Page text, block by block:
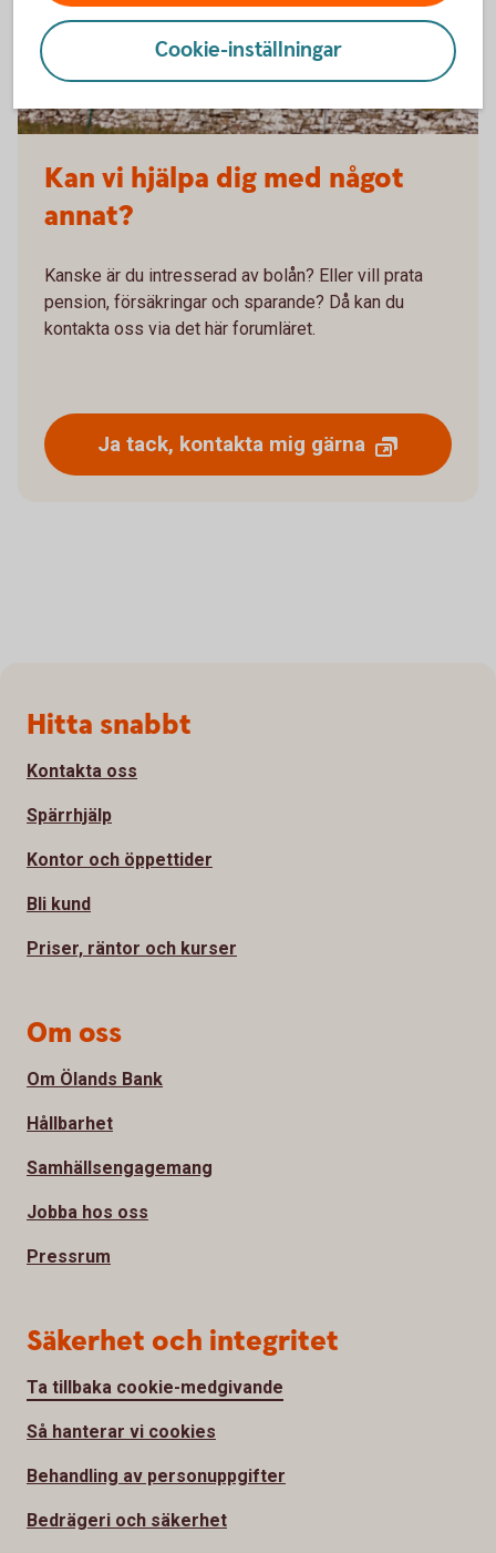
Kan vi hjälpa dig med något
annat?
Kanske är du intresserad av bolån? Eller vill prata
pension, försäkringar och sparande? Då kan du
kontakta oss via det här forumläret.
Ja tack, kontakta mig gärna
Cookie-inställningar
Sidfot
Hitta snabbt
Kontakta oss
Spärrhjälp
Kontor och öppettider
Bli kund
Priser, räntor och kurser
Om oss
Om Ölands Bank
Hållbarhet
Samhällsengagemang
Jobba hos oss
Pressrum
Säkerhet och integritet
Ta tillbaka cookie-medgivande
Så hanterar vi cookies
Behandling av personuppgifter
Bedrägeri och säkerhet